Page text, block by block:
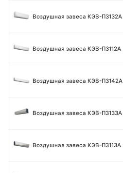
Воздушная завеса КЭВ-П3132A
Воздушная завеса КЭВ-П3112A
Воздушная завеса КЭВ-П3142A
Воздушная завеса КЭВ-П3133А
Воздушная завеса КЭВ-П3113А